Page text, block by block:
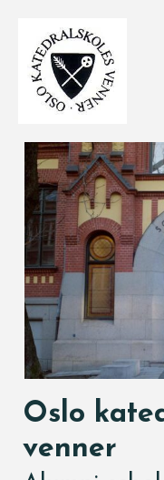
Oslo
venner